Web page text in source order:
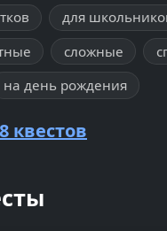
для
сложные
на день рождения
8 квестов